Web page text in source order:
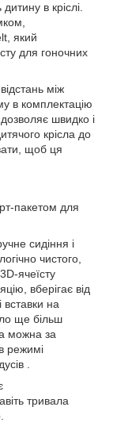
в кріслі.
який
для гоночних
між
в комплектацію
швидко і
крісла до
щоб ця
пакетом для
сидіння і
чистого,
ячеїсту
вберігає від
вставки на
ще більш
можна за
режимі
.
тривала